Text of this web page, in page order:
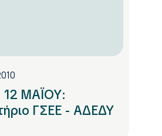
ΜΑΪΟΥ:
ΓΣΕΕ - ΑΔΕΔΥ